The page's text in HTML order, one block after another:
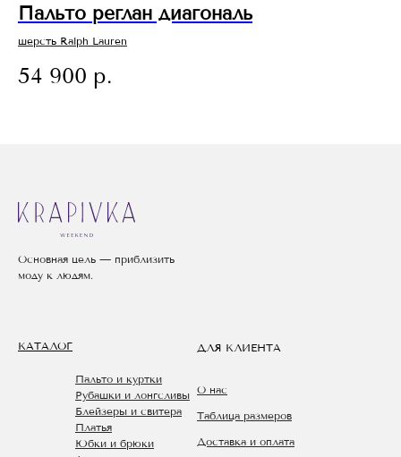
Пальто реглан диагональ
шерсть Ralph Lauren
54 900 р.
КАТАЛОГ
Основная цель — приблизить
моду к людям.
О нас
Таблица размеров
Доставка и оплата
ДЛЯ КЛИЕНТА
Пальто и куртки
Рубашки и лонгсливы
Блейзеры и свитера
Платья
Юбки и брюки